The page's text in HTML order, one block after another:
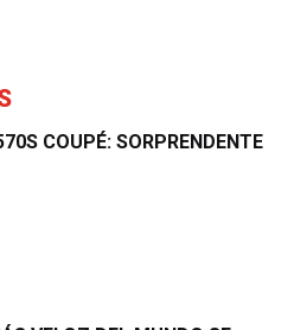
COUPÉ: SORPRENDENTE